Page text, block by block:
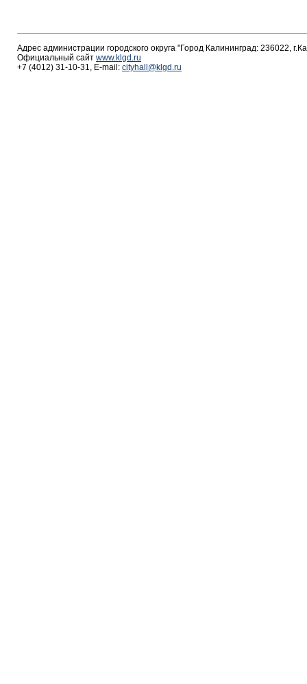
Адрес администрации городского округа "Город Калининград: 236022,
Официальный сайт www.klgd.ru
+7 (4012) 31-10-31, E-mail: cityhall@klgd.ru